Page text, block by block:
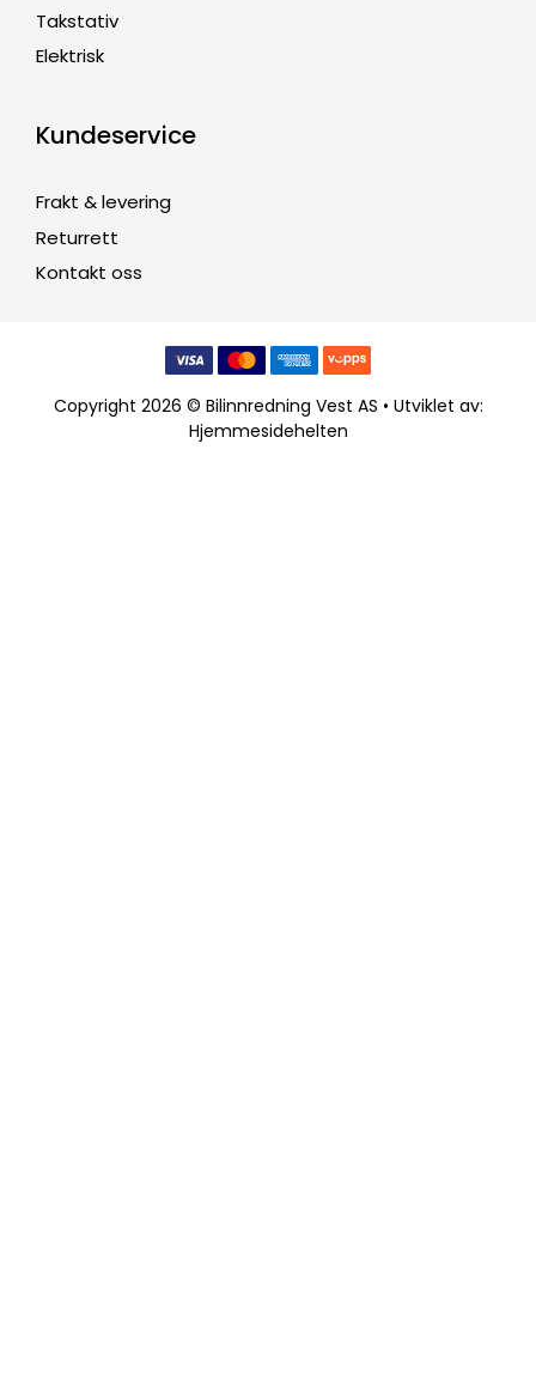
Takstativ
Elektrisk
Kundeservice
Frakt & levering
Returrett
Kontakt oss
Copyright 2026 © Bilinnredning Vest AS • Utviklet av:
Hjemmesidehelten